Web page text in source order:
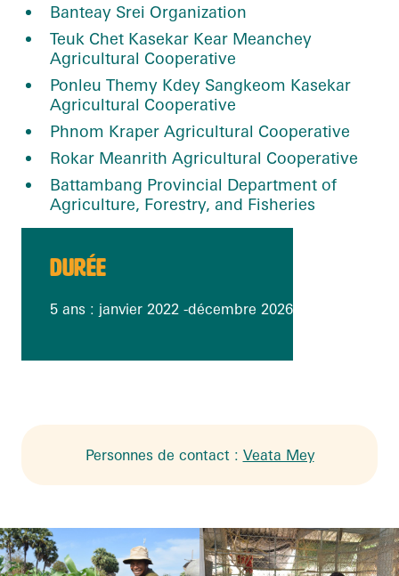
Banteay Srei Organization
Teuk Chet Kasekar Kear Meanchey
Agricultural Cooperative
Ponleu Themy Kdey Sangkeom Kasekar
Agricultural Cooperative
Phnom Kraper Agricultural Cooperative
Rokar Meanrith Agricultural Cooperative
Battambang Provincial Department of
Agriculture, Forestry, and Fisheries
DURÉE
5 ans : janvier 2022 -décembre 2026
Personnes de contact : Veata Mey